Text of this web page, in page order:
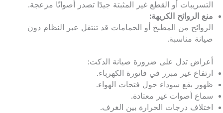
التسريبات أو القطع غير المثبتة جيدًا تصدر أصواتًا مزعجة.
منع الروائح الكريهة:
الروائح من المطبخ أو الحمامات قد تنتقل عبر النظام دون
صيانة مناسبة.
أعراض تدل على ضرورة صيانة الدكت:
ارتفاع غير مبرر في فاتورة الكهرباء.
ظهور بقع سوداء حول فتحات الهواء.
سماع أصوات غير معتادة.
اختلاف درجات الحرارة بين الغرف.